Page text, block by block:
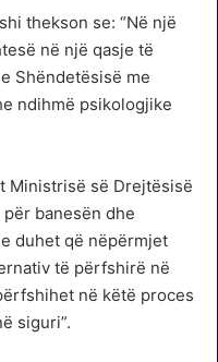
thekson se: “Në një
në një qasje të
Shëndetësisë me
ndihmë psikologjike
Ministrisë së Drejtësisë
banesën dhe
duhet që nëpërmjet
të përfshirë në
në këtë proces
siguri”.